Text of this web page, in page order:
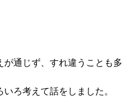
通じず、すれ違うことも多
ろ考えて話をしました。